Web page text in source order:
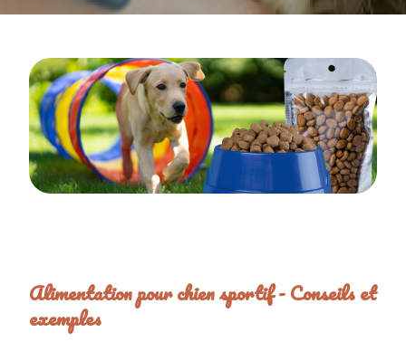
Alimentation pour chien sportif - Conseils et
exemples